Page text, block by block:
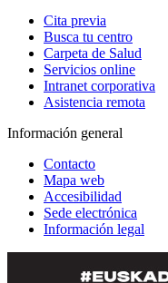
Cita previa
Busca tu centro
Carpeta de Salud
Servicios online
Intranet corporativa
Asistencia remota
Información general
Contacto
Mapa web
Accesibilidad
Sede electrónica
Información legal